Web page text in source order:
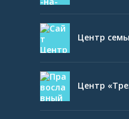
Центр
Центр